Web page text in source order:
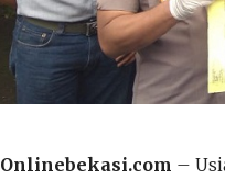
Onlinebekasi.com –